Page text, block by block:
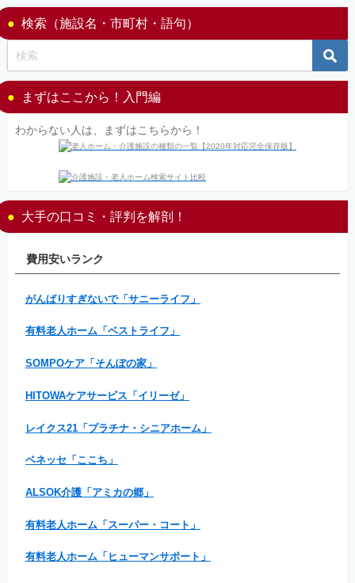
検索（施設名・市町村・語句）
まずはここから！入門編
わからない人は、まずはこちらから！
大手の口コミ・評判を解剖！
費用安いランク
がんばりすぎないで「サニーライフ」
有料老人ホーム「ベストライフ」
SOMPOケア「そんぽの家」
HITOWAケアサービス「イリーゼ」
レイクス21「プラチナ・シニアホーム」
ベネッセ「ここち」
ALSOK介護「アミカの郷」
有料老人ホーム「スーパー・コート」
有料老人ホーム「ヒューマンサポート」